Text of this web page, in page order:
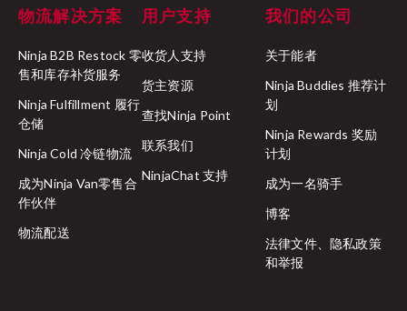
物流解决方案
Ninja B2B Restock 零
售和库存补货服务
Ninja Fulfillment 履行
仓储
Ninja Cold 冷链物流
成为Ninja Van零售合
作伙伴
物流配送
用户支持
收货人支持
货主资源
查找Ninja Point
联系我们
NinjaChat 支持
我们的公司
关于能者
Ninja Buddies 推荐计
划
Ninja Rewards 奖励
计划
成为一名骑手
博客
法律文件、隐私政策
和举报